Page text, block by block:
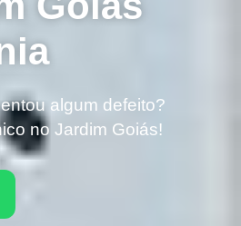
algum defeito?
no Jardim Goiás!